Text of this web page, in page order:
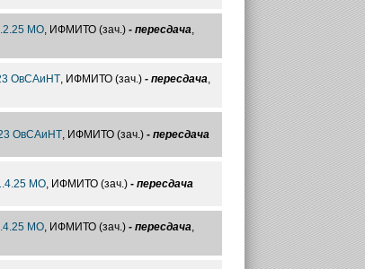
МО, ИФМИТО (зач.) - пересдача,
ОвСАиНТ, ИФМИТО (зач.) - пересдача,
ОвСАиНТ, ИФМИТО (зач.) - пересдача
МО, ИФМИТО (зач.) - пересдача
МО, ИФМИТО (зач.) - пересдача,